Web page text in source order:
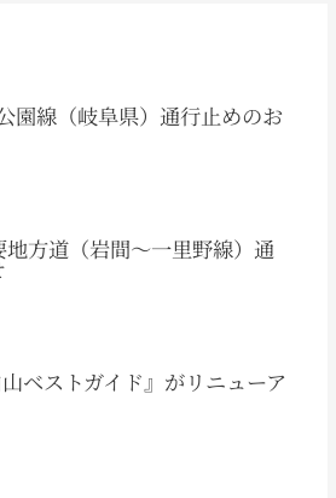
園線（岐阜県）通行止めのお
方道（岩間～一里野線）通
ベストガイド』がリニューア